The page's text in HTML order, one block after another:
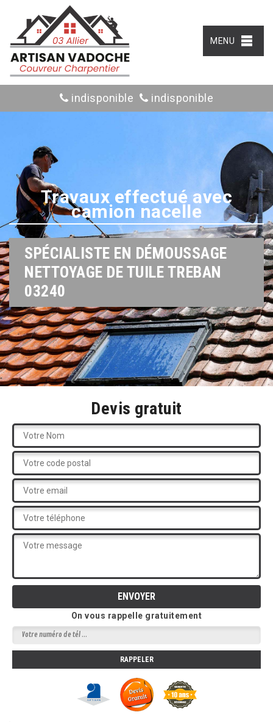
MENU
indisponible indisponible
Travaux effectué avec
camion nacelle
SPÉCIALISTE EN DÉMOUSSAGE
NETTOYAGE DE TUILE TREBAN
03240
Devis gratuit
On vous rappelle gratuitement